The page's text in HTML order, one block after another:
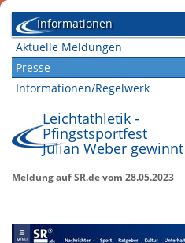
Informationen
Aktuelle Meldungen
Presse
Informationen/Regelwerk
Leichtathletik -
Pfingstsportfest
Julian Weber
Meldung auf SR.de vom 28.05.2023